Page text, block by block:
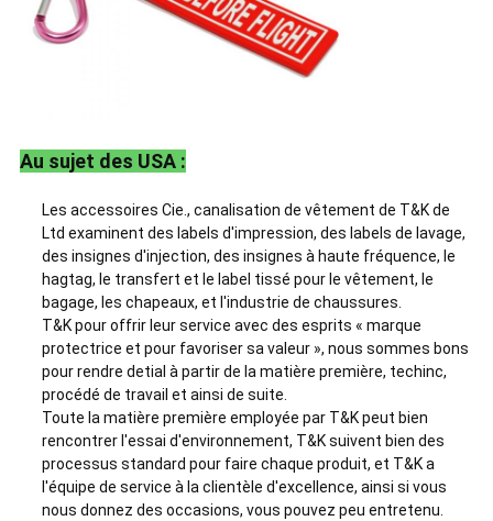
Au sujet des USA :
Les accessoires Cie., canalisation de vêtement de T&K de
Ltd examinent des labels d'impression, des labels de lavage,
des insignes d'injection, des insignes à haute fréquence, le
hagtag, le transfert et le label tissé pour le vêtement, le
bagage, les chapeaux, et l'industrie de chaussures.
T&K pour offrir leur service avec des esprits « marque
protectrice et pour favoriser sa valeur », nous sommes bons
pour rendre detial à partir de la matière première, techinc,
procédé de travail et ainsi de suite.
Toute la matière première employée par T&K peut bien
rencontrer l'essai d'environnement, T&K suivent bien des
processus standard pour faire chaque produit, et T&K a
l'équipe de service à la clientèle d'excellence, ainsi si vous
nous donnez des occasions, vous pouvez peu entretenu.